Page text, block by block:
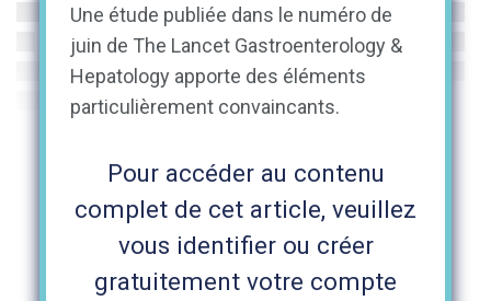
Une étude publiée dans le numéro de
juin de The Lancet Gastroenterology &
Hepatology apporte des éléments
particulièrement convaincants.
Pour accéder au contenu
complet de cet article, veuillez
vous identifier ou créer
gratuitement votre compte